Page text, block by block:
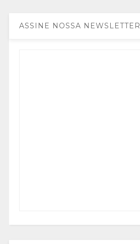
ASSINE NOSSA NEWSLETTER